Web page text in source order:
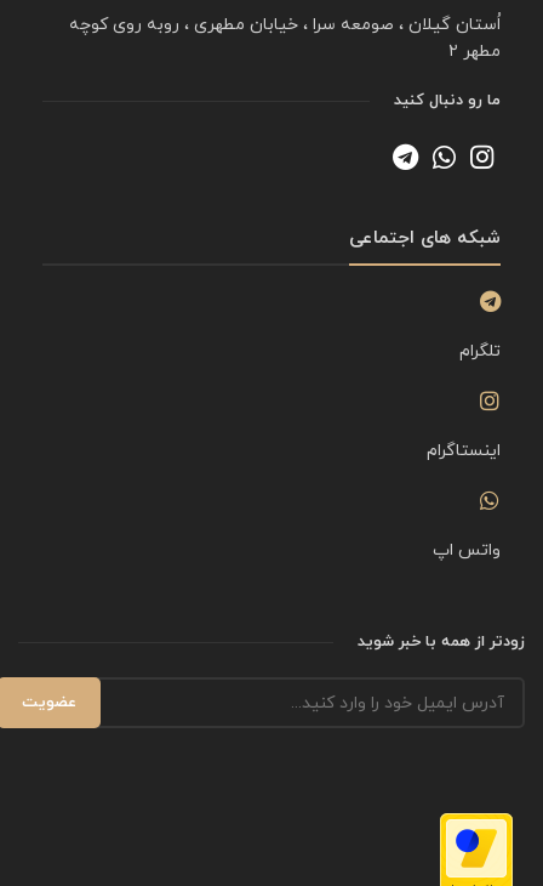
اُستان گیلان ، صومعه سرا ، خیابان مطهری ، روبه روی کوچه
مطهر ۲
ما رو دنبال کنید
شبکه های اجتماعی
تلگرام
اینستاگرام
واتس اپ
زودتر از همه با خبر شوید